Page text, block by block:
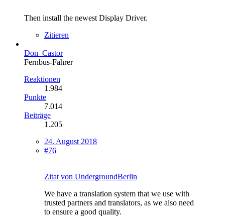
Then install the newest Display Driver.
Zitieren
Don_Castor
Fernbus-Fahrer
Reaktionen
1.984
Punkte
7.014
Beiträge
1.205
24. August 2018
#76
Zitat von UndergroundBerlin
We have a translation system that we use with
trusted partners and translators, as we also need
to ensure a good quality.